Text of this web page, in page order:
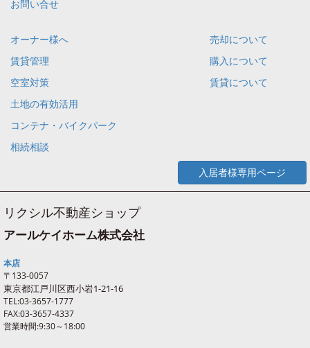
お問い合せ
オーナー様へ
賃貸管理
空室対策
土地の有効活用
コンテナ・バイクパーク
相続相談
売却について
購入について
賃貸について
入居者様専用ページ
リクシル不動産ショップ
アールケイホーム株式会社
本店
〒133-0057
東京都江戸川区西小岩1-21-16
TEL:03-3657-1777
FAX:03-3657-4337
営業時間:9:30～18:00